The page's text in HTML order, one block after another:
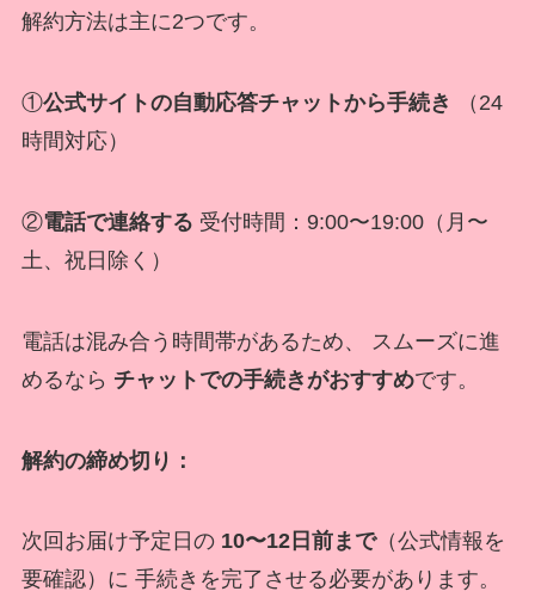
解約方法は主に2つです。
①公式サイトの自動応答チャットから手続き
（24
時間対応）
②電話で連絡する 受付時間：9:00〜19:00（月〜
土、祝日除く）
電話は混み合う時間帯があるため、 スムーズに進
めるなら チャットでの手続きがおすすめです。
解約の締め切り：
次回お届け予定日の 10〜12日前まで（公式情報を
要確認）に 手続きを完了させる必要があります。